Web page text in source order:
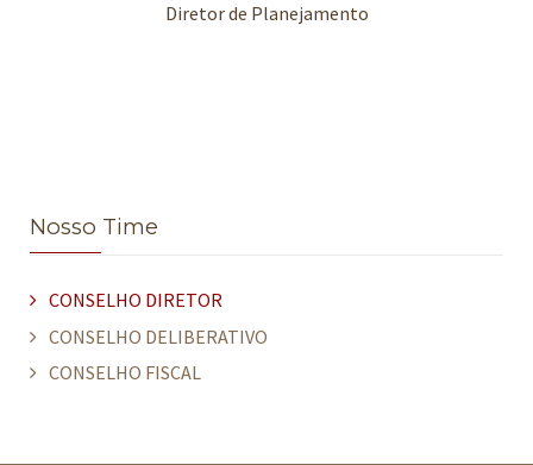
Diretor de Planejamento
Nosso Time
CONSELHO DIRETOR
CONSELHO DELIBERATIVO
CONSELHO FISCAL